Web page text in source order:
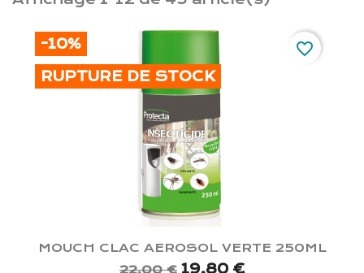
MOUCH CLAC AEROSOL VERTE 250ML
22,00 € 19,80 €
-10%
RUPTURE DE STOCK
favorite_border